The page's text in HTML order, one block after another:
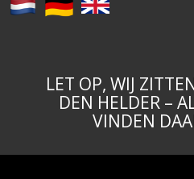
LET OP, WIJ
DEN HELDER –
VINDEN